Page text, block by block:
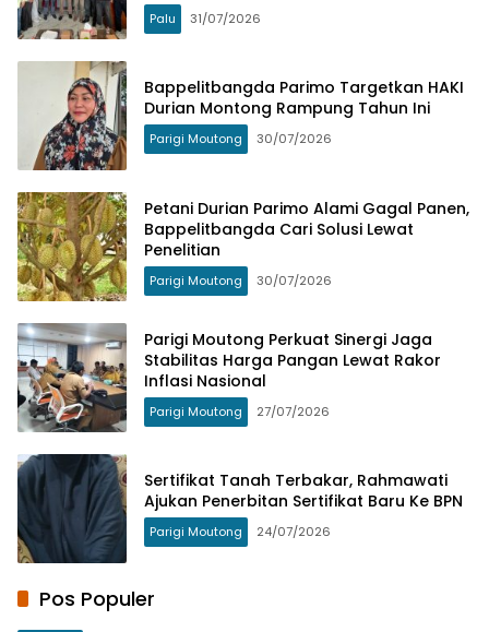
Palu 31/07/2026
Bappelitbangda Parimo Targetkan HAKI
Durian Montong Rampung Tahun Ini
Parigi Moutong 30/07/2026
Petani Durian Parimo Alami Gagal Panen,
Bappelitbangda Cari Solusi Lewat
Penelitian
Parigi Moutong 30/07/2026
Parigi Moutong Perkuat Sinergi Jaga
Stabilitas Harga Pangan Lewat Rakor
Inflasi Nasional
Parigi Moutong 27/07/2026
Sertifikat Tanah Terbakar, Rahmawati
Ajukan Penerbitan Sertifikat Baru Ke BPN
Parigi Moutong 24/07/2026
Pos Populer